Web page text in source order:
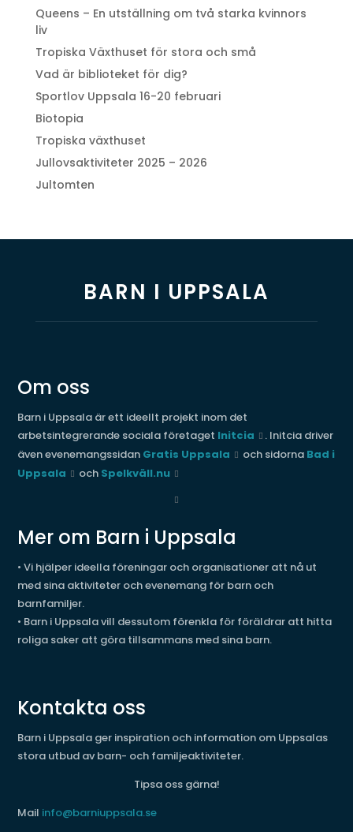
Queens – En utställning om två starka kvinnors
liv
Tropiska Växthuset för stora och små
Vad är biblioteket för dig?
Sportlov Uppsala 16-20 februari
Biotopia
Tropiska växthuset
Jullovsaktiviteter 2025 – 2026
Jultomten
BARN I UPPSALA
Om oss
Barn i Uppsala är ett ideellt projekt inom det
arbetsintegrerande sociala företaget Initcia
. Initcia driver
även evenemangssidan Gratis Uppsala och sidorna Bad i
Uppsala
och Spelkväll.nu
Mer om Barn i Uppsala
• Vi hjälper ideella föreningar och organisationer att nå ut
med sina aktiviteter och evenemang för barn och
barnfamiljer.
• Barn i Uppsala vill dessutom förenkla för föräldrar att hitta
roliga saker att göra tillsammans med sina barn.
Kontakta oss
Barn i Uppsala ger inspiration och information om Uppsalas
stora utbud av barn- och familjeaktiviteter.
Tipsa oss gärna!
Mail info@barniuppsala.se